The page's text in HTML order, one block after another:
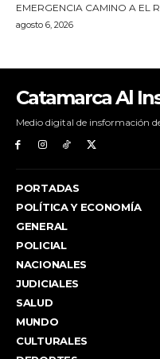
Catamarca Al
Medio digital de insformación
PORTADAS
POLÍTICA Y ECONOMÍA
GENERAL
POLICIAL
NACIONALES
JUDICIALES
SALUD
MUNDO
CULTURALES